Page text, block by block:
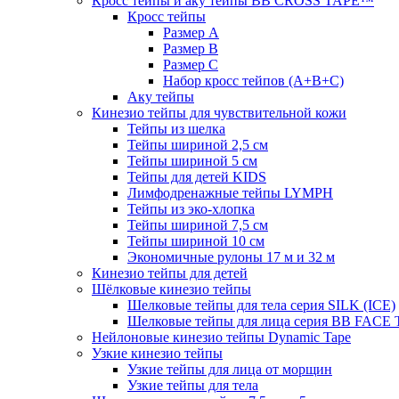
Кросс тейпы
Размер А
Размер B
Размер С
Набор кросс тейпов (А+B+C)
Аку тейпы
Кинезио тейпы для чувствительной кожи
Тейпы из шелка
Тейпы шириной 2,5 см
Тейпы шириной 5 см
Тейпы для детей KIDS
Лимфодренажные тейпы LYMPH
Тейпы из эко-хлопка
Тейпы шириной 7,5 см
Тейпы шириной 10 см
Экономичные рулоны 17 м и 32 м
Кинезио тейпы для детей
Шёлковые кинезио тейпы
Шелковые тейпы для тела серия SILK (ICE)
Шелковые тейпы для лица серия BB FACE
Нейлоновые кинезио тейпы Dynamic Tape
Узкие кинезио тейпы
Узкие тейпы для лица от морщин
Узкие тейпы для тела